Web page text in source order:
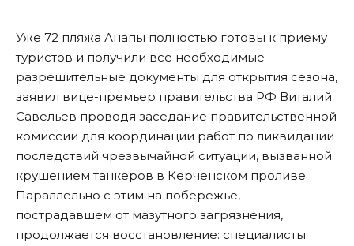
Уже 72 пляжа Анапы полностью готовы к приему
туристов и получили все необходимые
разрешительные документы для открытия сезона,
заявил вице-премьер правительства РФ Виталий
Савельев проводя заседание правительственной
комиссии для координации работ по ликвидации
последствий чрезвычайной ситуации, вызванной
крушением танкеров в Керченском проливе.
Параллельно с этим на побережье,
пострадавшем от мазутного загрязнения,
продолжается восстановление: специалисты